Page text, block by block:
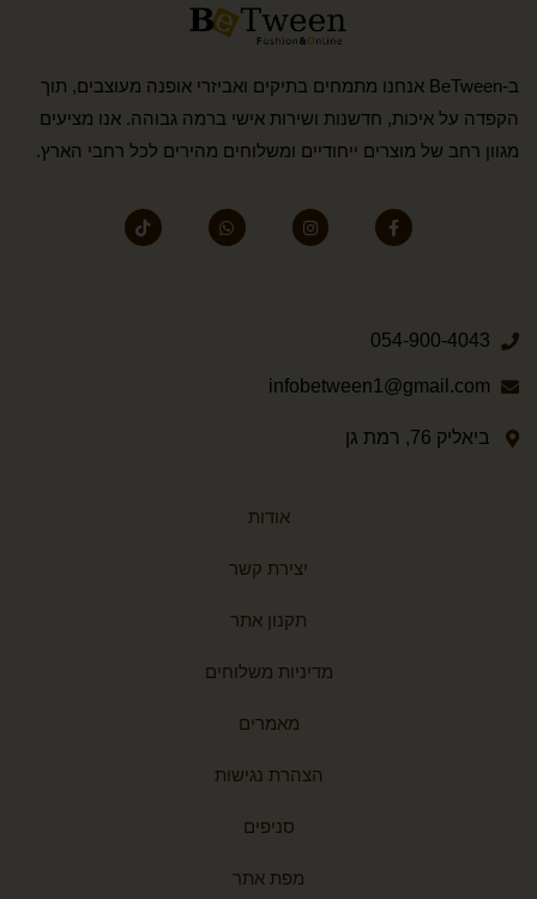
ב-BeTween אנחנו מתמחים בתיקים ואביזרי אופנה מעוצבים, תוך
הקפדה על איכות, חדשנות ושירות אישי ברמה גבוהה. אנו מציעים
מגוון רחב של מוצרים ייחודיים ומשלוחים מהירים לכל רחבי הארץ.
054-900-4043
infobetween1@gmail.com
ביאליק 76, רמת גן
אודות
יצירת קשר
תקנון אתר
מדיניות משלוחים
מאמרים
הצהרת נגישות
סניפים
מפת אתר